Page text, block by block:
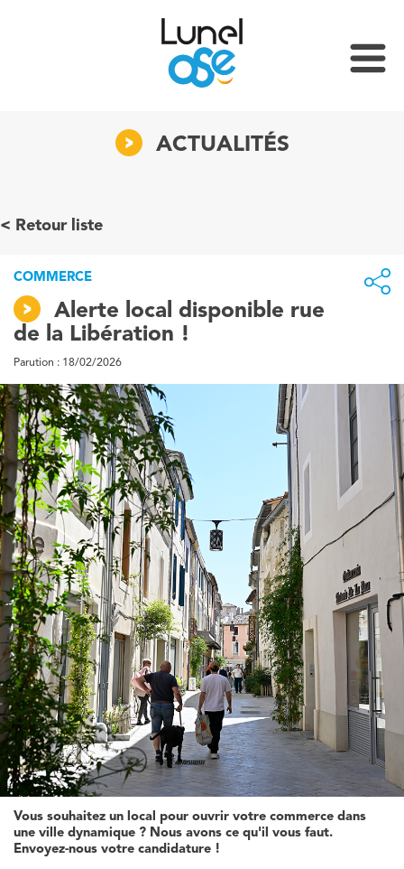
ACTUALITÉS
Retour liste
Alerte local disponible rue
de la Libération !
COMMERCE
Parution : 18/02/2026
Vous souhaitez un local pour ouvrir votre commerce dans
une ville dynamique ? Nous avons ce qu'il vous faut.
Envoyez-nous votre candidature !